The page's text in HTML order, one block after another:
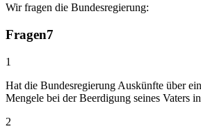
Wir fragen die Bundesregierung:
Fragen7
1
Hat die Bundesregierung Auskünfte über
Mengele bei der Beerdigung seines Vaters
2